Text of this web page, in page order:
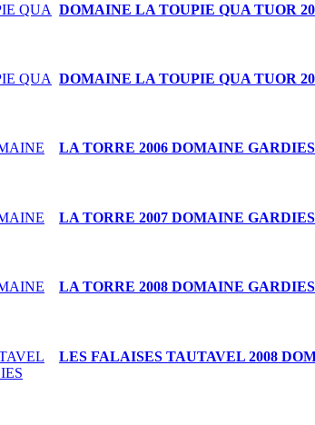
DOMAINE LA TOUPIE QUA TUOR
DOMAINE LA TOUPIE QUA TUOR
LA TORRE 2006 DOMAINE GARDIES
LA TORRE 2007 DOMAINE GARDIES
LA TORRE 2008 DOMAINE GARDIES
LES FALAISES TAUTAVEL 2008